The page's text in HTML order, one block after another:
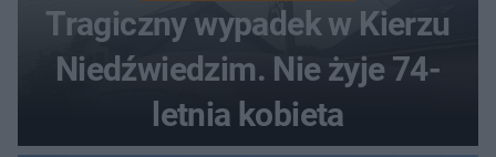
Tragiczny wypadek w Kierzu
Niedźwiedzim. Nie żyje 74-
letnia kobieta